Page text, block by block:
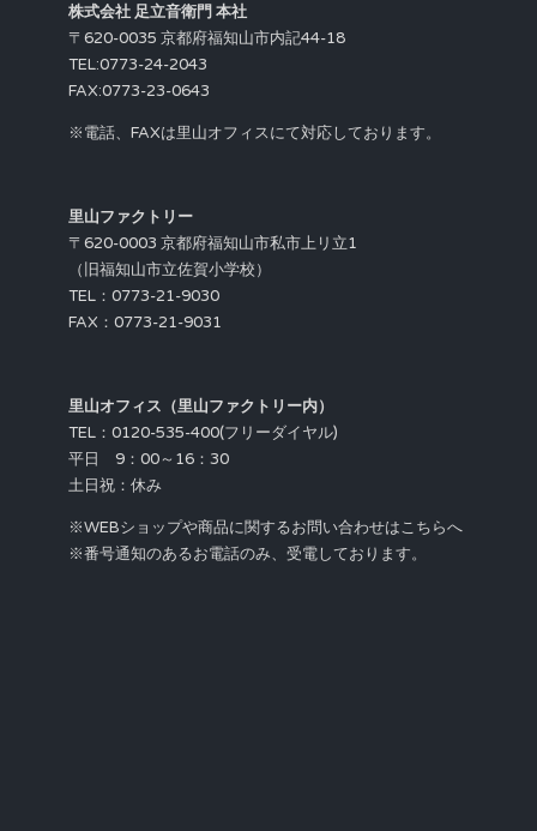
株式会社 足立音衛門 本社
〒620-0035 京都府福知山市内記44-18
TEL:0773-24-2043
FAX:0773-23-0643
※電話、FAXは里山オフィスにて対応しております。
里山ファクトリー
〒620-0003 京都府福知山市私市上リ立1
（旧福知山市立佐賀小学校）
TEL：0773-21-9030
FAX：0773-21-9031
里山オフィス（里山ファクトリー内）
TEL：0120-535-400(フリーダイヤル)
平日 9：00～16：30
土日祝：休み
※WEBショップや商品に関するお問い合わせはこちらへ
※番号通知のあるお電話のみ、受電しております。